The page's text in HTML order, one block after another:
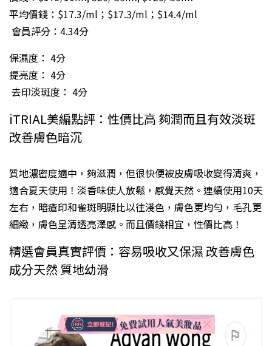
平均價錢：$17.3/ml；$17.3/ml；$14.4/ml
會員評分：4.34分
保濕度： 4分
提亮度： 4分
去印淡斑度： 4分
iTRIAL美編點評：性價比高 夠潤而且有效淡斑
改善膚色暗沉
質地濃密度適中，夠滋潤，但很快便被皮膚吸收變得清爽，
適合夏天使用！淡香味使人放鬆，感覺天然。連續使用10天
左右，暗瘡印和雀斑明顯比以往淺色，膚色更均勻，毛孔更
細緻，膚色呈清透亮澤感。而且價錢相宜，性價比高！
精選會員真實評價：容易吸收又保濕 改善膚色
成分天然 質地幼滑